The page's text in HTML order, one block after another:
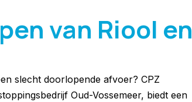
van Riool en
slecht doorlopende afvoer? CPZ
Oud-Vossemeer, biedt een